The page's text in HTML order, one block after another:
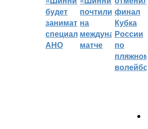
будет
заниматься
специальное
АНО
почтили
на
международном
матче
финал
Кубка
России
по